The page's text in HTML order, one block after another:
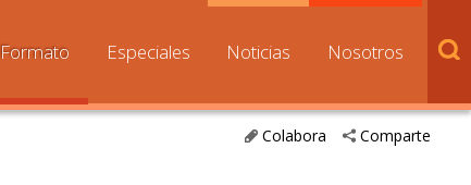
Formato Especiales Noticias Nosotros
Comparte
Colabora